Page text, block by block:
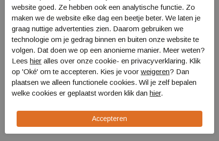
€ 41,99
€ 54,99
website goed. Ze hebben ook een analytische functie. Zo
maken we de website elke dag een beetje beter. We laten je
graag nuttige advertenties zien. Daarom gebruiken we
technologie om je gedrag binnen en buiten onze website te
volgen. Dat doen we op een anonieme manier. Meer weten?
Lees hier alles over onze cookie- en privacyverklaring. Klik
op 'Oké' om te accepteren. Kies je voor weigeren? Dan
plaatsen we alleen functionele cookies. Wil je zelf bepalen
welke cookies er geplaatst worden klik dan hier.